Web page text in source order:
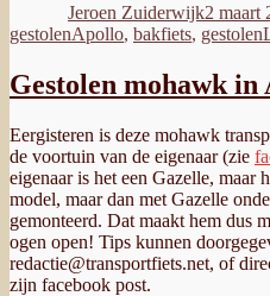
Jeroen Zuiderwijk2 maart
gestolenTags
Apollo, bakfiets, gestolen
Gestolen mohawk in
Eergisteren is deze mohawk
de voortuin van de eigenaar (zie
eigenaar is het een Gazelle,
model, maar dan met Gazelle
gemonteerd. Dat maakt hem dus
ogen open! Tips kunnen
redactie@transportfiets.net, of
zijn facebook post.